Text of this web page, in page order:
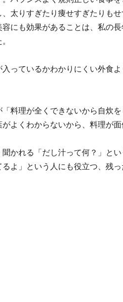
太りすぎたり痩せすぎたりもせ
にも効果があることは、私の
っているかわかりにくい外食よ
料理が全くできないから自炊
よくわからないから、料理が面
かれる「だし汁って何？」と
よ」という人にも役立つ、残